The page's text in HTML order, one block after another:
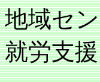
地域セ
就労支